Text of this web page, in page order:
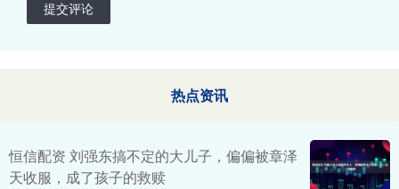
提交评论
热点资讯
恒信配资 刘强东搞不定的大儿子，偏偏被章泽
天收服，成了孩子的救赎